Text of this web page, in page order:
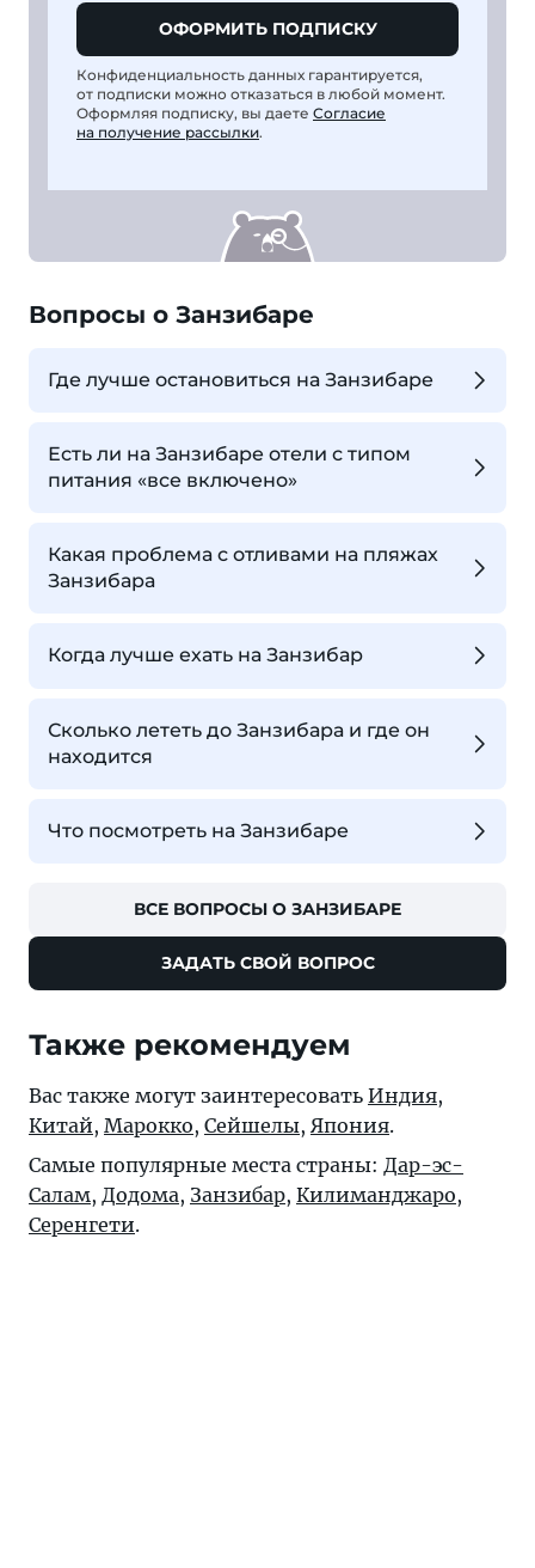
ОФОРМИТЬ ПОДПИСКУ
Конфиденциальность данных гарантируется,
от подписки можно отказаться в любой момент.
Оформляя подписку, вы даете Согласие
на получение рассылки.
Вопросы о Занзибаре
Где лучше остановиться на Занзибаре
Есть ли на Занзибаре отели с типом
питания «все включено»
Какая проблема с отливами на пляжах
Занзибара
Когда лучше ехать на Занзибар
Сколько лететь до Занзибара и где он
находится
Что посмотреть на Занзибаре
ВСЕ ВОПРОСЫ О ЗАНЗИБАРЕ
ЗАДАТЬ СВОЙ ВОПРОС
Также рекомендуем
Вас также могут заинтересовать Индия,
Китай, Марокко, Сейшелы, Япония.
Самые популярные места страны: Дар-эс-
Салам, Додома, Занзибар, Килиманджаро,
Серенгети.